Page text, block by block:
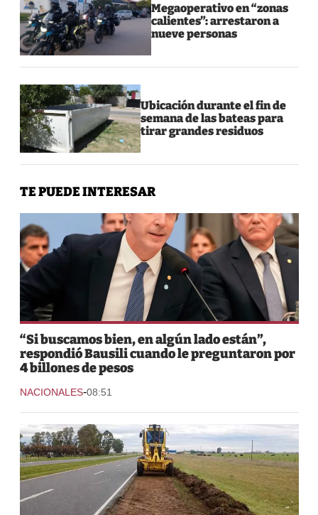
Megaoperativo en “zonas
calientes”: arrestaron a
nueve personas
Ubicación durante el fin de
semana de las bateas para
tirar grandes residuos
TE PUEDE INTERESAR
“Si buscamos bien, en algún lado están”,
respondió Bausili cuando le preguntaron por
4 billones de pesos
NACIONALES-08:51